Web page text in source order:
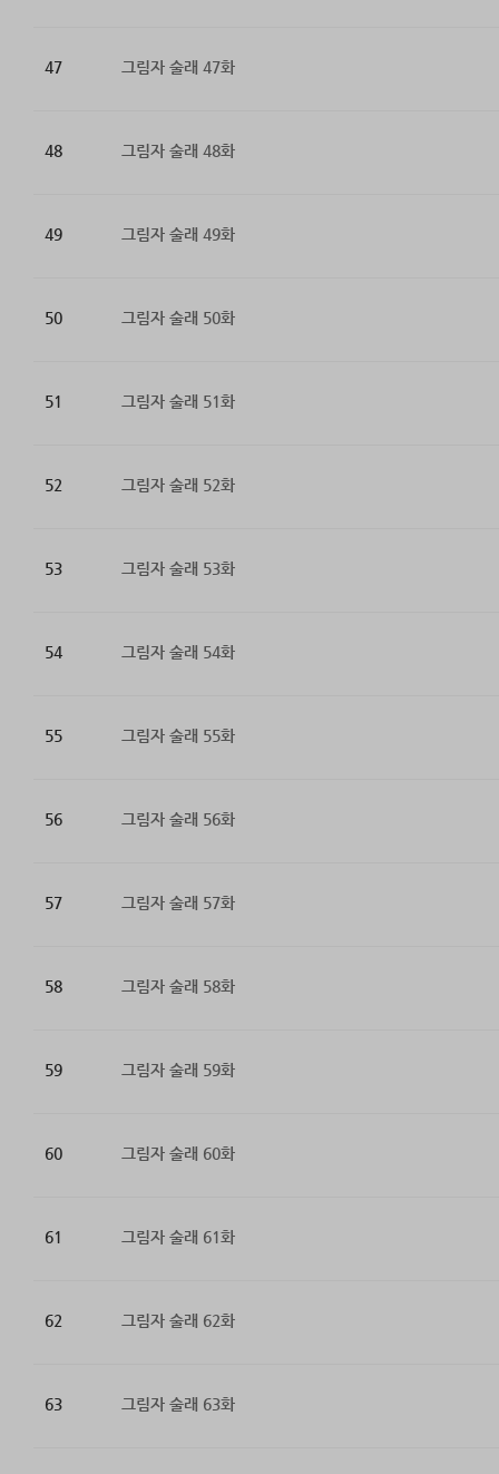
47 그림자 술래 47화
48 그림자 술래 48화
49 그림자 술래 49화
50 그림자 술래 50화
51 그림자 술래 51화
52 그림자 술래 52화
53 그림자 술래 53화
54 그림자 술래 54화
55 그림자 술래 55화
56 그림자 술래 56화
57 그림자 술래 57화
58 그림자 술래 58화
59 그림자 술래 59화
60 그림자 술래 60화
61 그림자 술래 61화
62 그림자 술래 62화
63 그림자 술래 63화